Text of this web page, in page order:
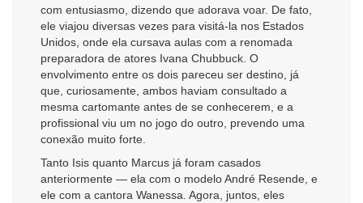
com entusiasmo, dizendo que adorava voar. De fato,
ele viajou diversas vezes para visitá-la nos Estados
Unidos, onde ela cursava aulas com a renomada
preparadora de atores Ivana Chubbuck. O
envolvimento entre os dois pareceu ser destino, já
que, curiosamente, ambos haviam consultado a
mesma cartomante antes de se conhecerem, e a
profissional viu um no jogo do outro, prevendo uma
conexão muito forte.
Tanto Isis quanto Marcus já foram casados
anteriormente — ela com o modelo André Resende, e
ele com a cantora Wanessa. Agora, juntos, eles